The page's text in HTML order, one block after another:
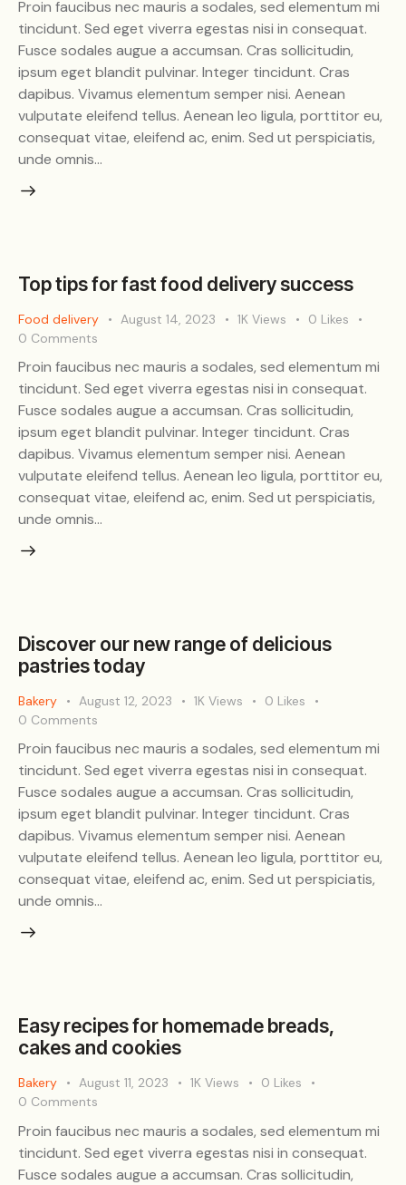
Proin faucibus nec mauris a sodales, sed elementum mi
tincidunt. Sed eget viverra egestas nisi in consequat.
Fusce sodales augue a accumsan. Cras sollicitudin,
ipsum eget blandit pulvinar. Integer tincidunt. Cras
dapibus. Vivamus elementum semper nisi. Aenean
vulputate eleifend tellus. Aenean leo ligula, porttitor eu,
consequat vitae, eleifend ac, enim. Sed ut perspiciatis,
unde omnis…
Top tips for fast food delivery success
Food delivery August 14, 2023 1K Views 0 Likes
0 Comments
Proin faucibus nec mauris a sodales, sed elementum mi
tincidunt. Sed eget viverra egestas nisi in consequat.
Fusce sodales augue a accumsan. Cras sollicitudin,
ipsum eget blandit pulvinar. Integer tincidunt. Cras
dapibus. Vivamus elementum semper nisi. Aenean
vulputate eleifend tellus. Aenean leo ligula, porttitor eu,
consequat vitae, eleifend ac, enim. Sed ut perspiciatis,
unde omnis…
Discover our new range of delicious
pastries today
Bakery August 12, 2023 1K Views 0 Likes
0 Comments
Proin faucibus nec mauris a sodales, sed elementum mi
tincidunt. Sed eget viverra egestas nisi in consequat.
Fusce sodales augue a accumsan. Cras sollicitudin,
ipsum eget blandit pulvinar. Integer tincidunt. Cras
dapibus. Vivamus elementum semper nisi. Aenean
vulputate eleifend tellus. Aenean leo ligula, porttitor eu,
consequat vitae, eleifend ac, enim. Sed ut perspiciatis,
unde omnis…
Easy recipes for homemade breads,
cakes and cookies
Bakery August 11, 2023 1K Views 0 Likes
0 Comments
Proin faucibus nec mauris a sodales, sed elementum mi
tincidunt. Sed eget viverra egestas nisi in consequat.
Fusce sodales augue a accumsan. Cras sollicitudin,